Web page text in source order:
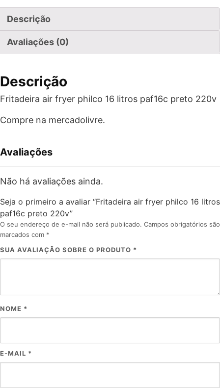
Descrição
Avaliações (0)
Descrição
Fritadeira air fryer philco 16 litros paf16c preto 220v
Compre na mercadolivre.
Avaliações
Não há avaliações ainda.
Seja o primeiro a avaliar “Fritadeira air fryer philco 16 litros
paf16c preto 220v”
O seu endereço de e-mail não será publicado. Campos obrigatórios são
marcados com *
SUA AVALIAÇÃO SOBRE O PRODUTO *
NOME *
E-MAIL *